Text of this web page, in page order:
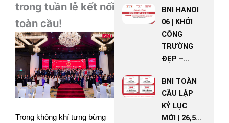
trong tuần lễ kết nối
toàn cầu!
Trong không khí tưng bừng
BNI HANOI
06 | KHỞI
CÔNG
TRƯỜNG
ĐẸP –...
BNI TOÀN
CẦU LẬP
KỶ LỤC
MỚI | 26,5...